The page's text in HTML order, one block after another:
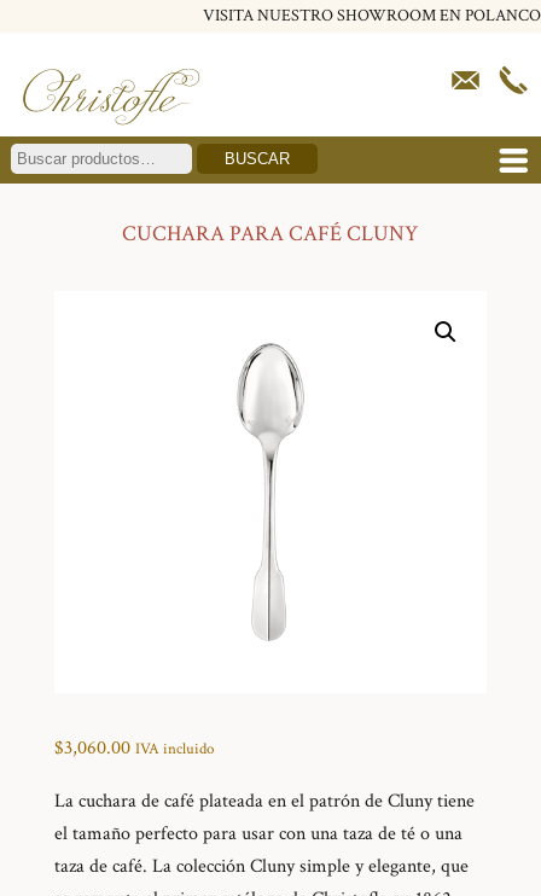
VISITA NUESTRO SHOWROOM EN POLANCO
BUSCAR
CUCHARA PARA CAFÉ CLUNY
$3,060.00 IVA incluido
La cuchara de café plateada en el patrón de Cluny tiene
el tamaño perfecto para usar con una taza de té o una
taza de café. La colección Cluny simple y elegante, que